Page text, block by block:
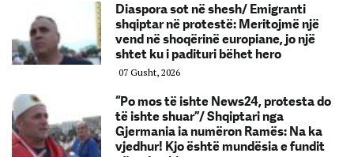
Diaspora sot në shesh/ Emigranti
shqiptar në protestë: Meritojmë një
vend në shoqërinë europiane, jo një
shtet ku i padituri bëhet hero
07 Gusht, 2026
“Po mos të ishte News24, protesta do
të ishte shuar”/ Shqiptari nga
Gjermania ia numëron Ramës: Na ka
vjedhur! Kjo është mundësia e fundit